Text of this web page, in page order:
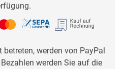
betreten, werden von PayPal
werden Sie auf die